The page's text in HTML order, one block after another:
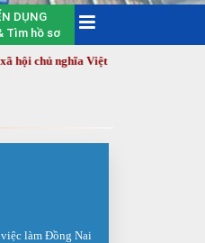
DỤNG
Tìm hồ sơ
Việt Nam (2/9/1945 - 2/9/
làm Đồng Nai